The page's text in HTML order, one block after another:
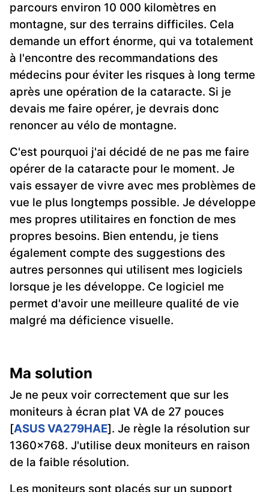
parcours environ 10 000 kilomètres en
montagne, sur des terrains difficiles. Cela
demande un effort énorme, qui va totalement
à l'encontre des recommandations des
médecins pour éviter les risques à long terme
après une opération de la cataracte. Si je
devais me faire opérer, je devrais donc
renoncer au vélo de montagne.
C'est pourquoi j'ai décidé de ne pas me faire
opérer de la cataracte pour le moment. Je
vais essayer de vivre avec mes problèmes de
vue le plus longtemps possible. Je développe
mes propres utilitaires en fonction de mes
propres besoins. Bien entendu, je tiens
également compte des suggestions des
autres personnes qui utilisent mes logiciels
lorsque je les développe. Ce logiciel me
permet d'avoir une meilleure qualité de vie
malgré ma déficience visuelle.
Ma solution
Je ne peux voir correctement que sur les
moniteurs à écran plat VA de 27 pouces
[ASUS VA279HAE]. Je règle la résolution sur
1360×768. J'utilise deux moniteurs en raison
de la faible résolution.
Les moniteurs sont placés sur un support